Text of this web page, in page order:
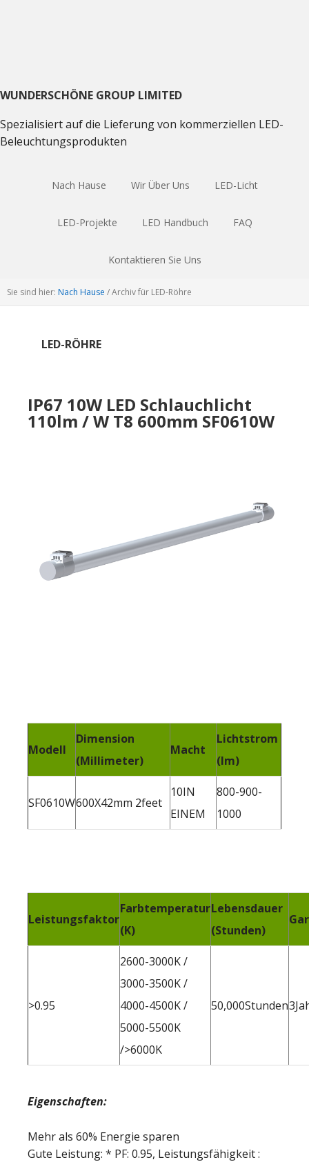
WUNDERSCHÖNE GROUP LIMITED
Spezialisiert auf die Lieferung von kommerziellen LED-
Beleuchtungsprodukten
Nach Hause Wir Über Uns LED-Licht
LED-Projekte LED Handbuch FAQ
Kontaktieren Sie Uns
Sie sind hier: Nach Hause /Archiv für LED-Röhre
LED-RÖHRE
IP67 10W LED Schlauchlicht
110lm / W T8 600mm SF0610W
Modell
Dimension
(Millimeter)
Macht
Lichtstrom
(lm)
SF0610W600X42mm 2feet
10IN
EINEM
800-900-
1000
Leistungsfaktor
Farbtemperatur
(K)
Lebensdauer
(Stunden)
>0.95
2600-3000K /
3000-3500K /
4000-4500K /
5000-5500K
/>6000K
50,000Stunden
Eigenschaften:
Mehr als 60% Energie sparen
Gute Leistung: * PF: 0.95, Leistungsfähigkeit :